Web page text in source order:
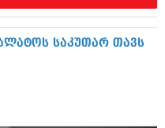
საკუთარ თავს